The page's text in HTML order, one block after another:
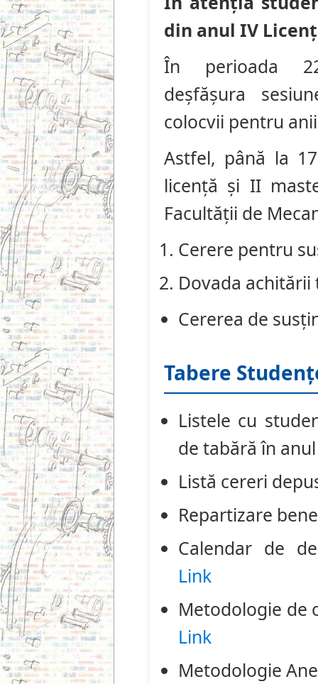
din anul IV
În perioada
deșfășura
colocvii pentru
Astfel, până la
licență și II
Facultății de
Cerere pentru
Dovada
Cererea de
Tabere
Listele cu
de tabără în
Listă cereri
Repartizare
Calendar de
Link
Metodologie de
Link
Metodologie